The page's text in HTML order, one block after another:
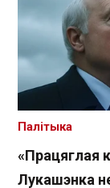
«Працяглая
Лукашэнка
Палітыка